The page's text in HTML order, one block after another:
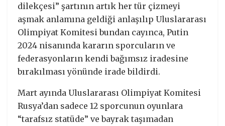
dilekçesi” şartının artık her tür çizmeyi
aşmak anlamına geldiği anlaşılıp Uluslararası
Olimpiyat Komitesi bundan cayınca, Putin
2024 nisanında kararın sporcuların ve
federasyonların kendi bağımsız iradesine
bırakılması yönünde irade bildirdi.
Mart ayında Uluslararası Olimpiyat Komitesi
Rusya’dan sadece 12 sporcunun oyunlara
“tarafsız statüde” ve bayrak taşımadan